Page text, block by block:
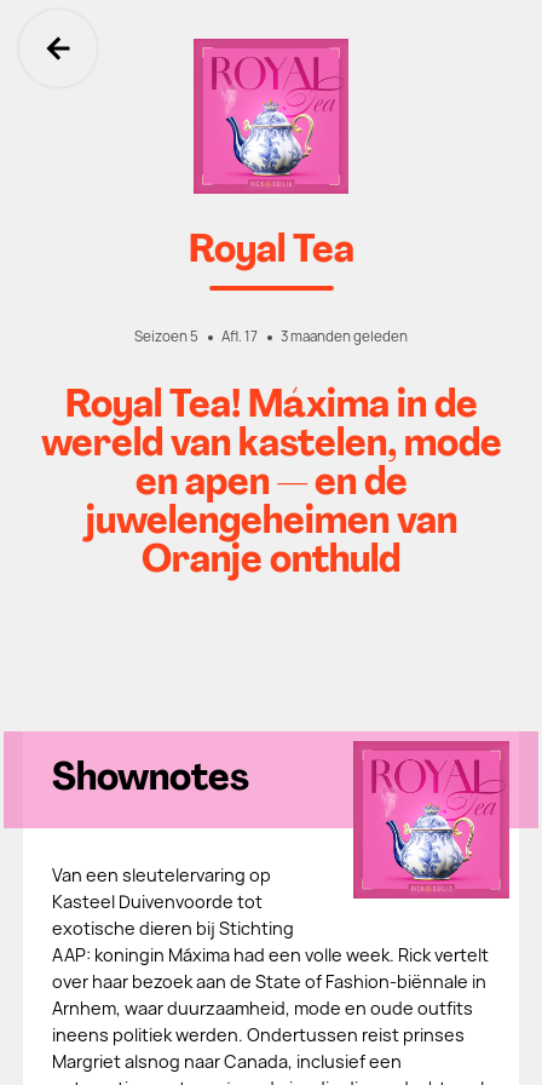
Ga terug
Royal Tea
Seizoen 5 Afl. 17 3 maanden geleden
Royal Tea! Máxima in de
wereld van kastelen, mode
en apen — en de
juwelengeheimen van
Oranje onthuld
Shownotes
Van een sleutelervaring op
Kasteel Duivenvoorde tot
exotische dieren bij Stichting
AAP: koningin Máxima had een volle week. Rick vertelt
over haar bezoek aan de State of Fashion-biënnale in
Arnhem, waar duurzaamheid, mode en oude outfits
ineens politiek werden. Ondertussen reist prinses
Margriet alsnog naar Canada, inclusief een